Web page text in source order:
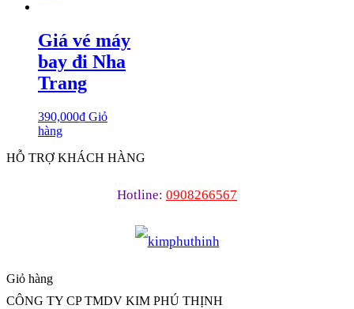
Giá vé máy
bay đi Nha
Trang
390,000₫ Giỏ
hàng
HỖ TRỢ KHÁCH HÀNG
Hotline: 0908266567
Giỏ hàng
CÔNG TY CP TMDV KIM PHÚ THỊNH